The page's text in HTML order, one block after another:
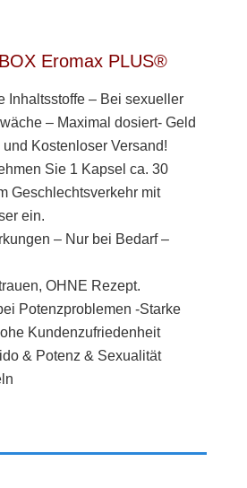
Eromax PLUS®
Inhaltsstoffe – Bei sexueller
– Maximal dosiert- Geld
Kostenloser Versand!
Sie 1 Kapsel ca. 30
Geschlechtsverkehr mit
ein.
– Nur bei Bedarf –
OHNE Rezept.
Potenzproblemen -Starke
Kundenzufriedenheit
& Potenz & Sexualität